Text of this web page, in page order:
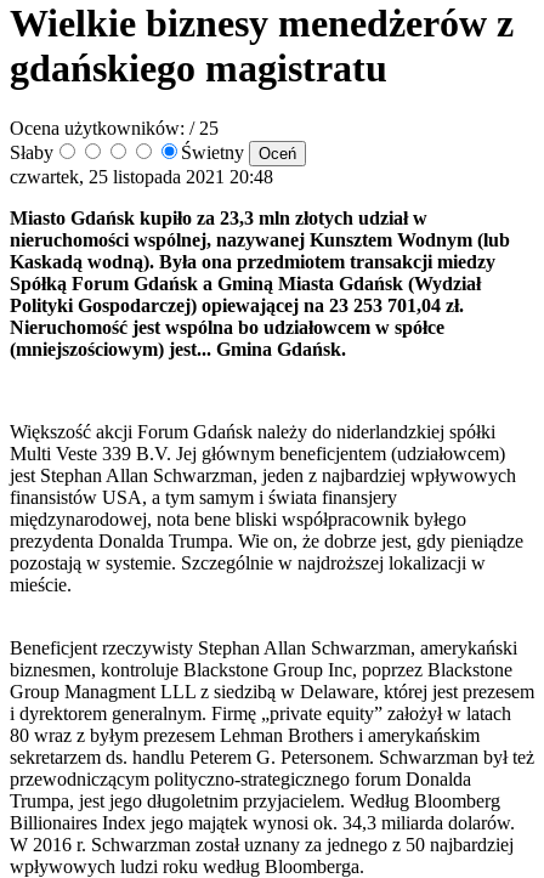
Wielkie biznesy menedżerów z
gdańskiego magistratu
Ocena użytkowników: / 25
Słaby
Świetny
czwartek, 25 listopada 2021 20:48
Miasto Gdańsk kupiło za 23,3 mln złotych udział w
nieruchomości wspólnej, nazywanej Kunsztem Wodnym (lub
Kaskadą wodną). Była ona przedmiotem transakcji miedzy
Spółką Forum Gdańsk a Gminą Miasta Gdańsk (Wydział
Polityki Gospodarczej) opiewającej na 23 253 701,04 zł.
Nieruchomość jest wspólna bo udziałowcem w spółce
(mniejszościowym) jest... Gmina Gdańsk.
Większość akcji Forum Gdańsk należy do niderlandzkiej spółki
Multi Veste 339 B.V. Jej głównym beneficjentem (udziałowcem)
jest Stephan Allan Schwarzman, jeden z najbardziej wpływowych
finansistów USA, a tym samym i świata finansjery
międzynarodowej, nota bene bliski współpracownik byłego
prezydenta Donalda Trumpa. Wie on, że dobrze jest, gdy pieniądze
pozostają w systemie. Szczególnie w najdroższej lokalizacji w
mieście.
Beneficjent rzeczywisty Stephan Allan Schwarzman, amerykański
biznesmen, kontroluje Blackstone Group Inc, poprzez Blackstone
Group Managment LLL z siedzibą w Delaware, której jest prezesem
i dyrektorem generalnym. Firmę „private equity” założył w latach
80 wraz z byłym prezesem Lehman Brothers i amerykańskim
sekretarzem ds. handlu Peterem G. Petersonem. Schwarzman był też
przewodniczącym polityczno-strategicznego forum Donalda
Trumpa, jest jego długoletnim przyjacielem. Według Bloomberg
Billionaires Index jego majątek wynosi ok. 34,3 miliarda dolarów.
W 2016 r. Schwarzman został uznany za jednego z 50 najbardziej
wpływowych ludzi roku według Bloomberga.